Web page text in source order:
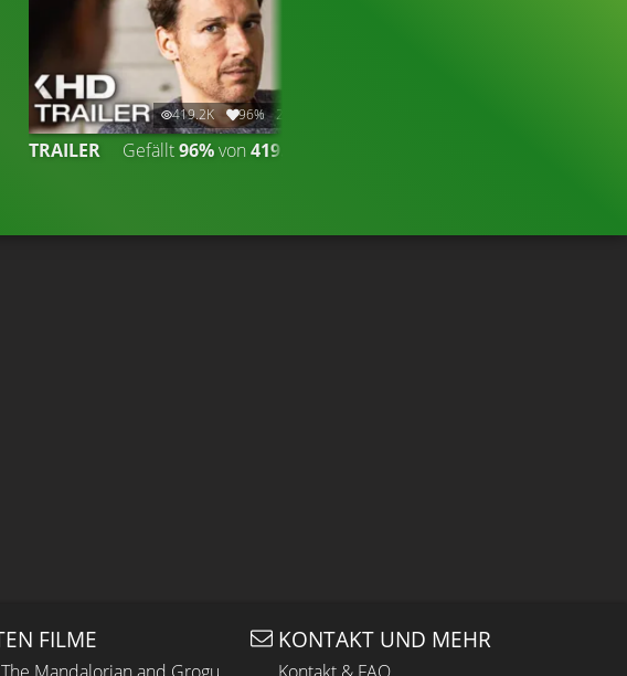
419.2K 96% 2:24
TRAILER Gefällt96%von419.213
FILME KONTAKT UND MEHR